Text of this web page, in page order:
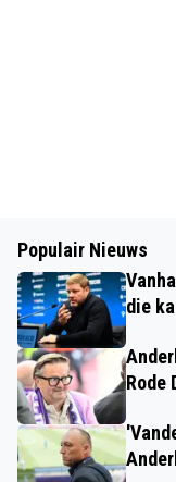
Populair Nieuws
die
Rode